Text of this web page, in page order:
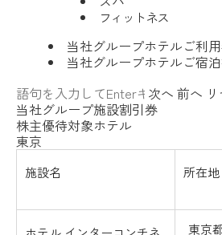
フィットネス
当社グループホテルご利
当社グループホテルご宿
次へ 前へ
当社グループ施設割引券
株主優待対象ホテル
東京
施設名 所在地
東京